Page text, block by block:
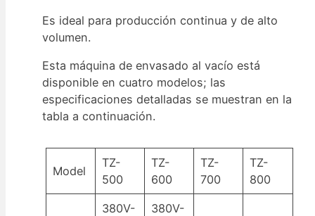
Es ideal para producción continua y de alto
volumen.
Esta máquina de envasado al vacío está
disponible en cuatro modelos; las
especificaciones detalladas se muestran en la
tabla a continuación.
Model
TZ-
500
TZ-
600
TZ-
700
TZ-
800
380V-
380V-